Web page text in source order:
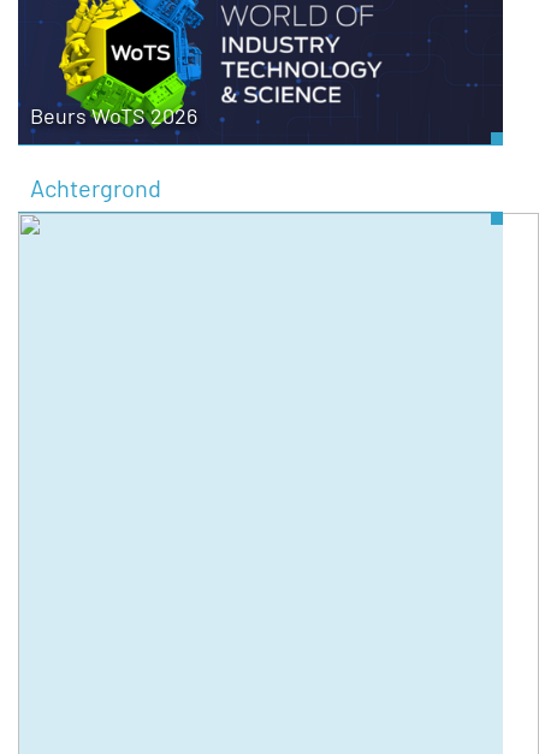
Beurs WoTS 2026
Achtergrond